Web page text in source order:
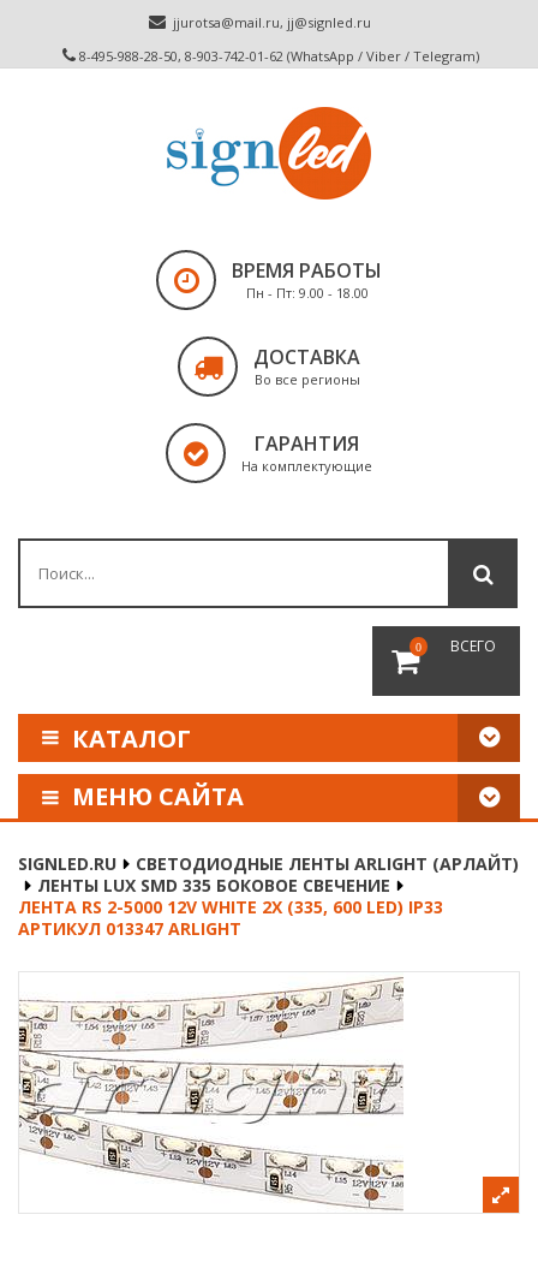
jjurotsa@mail.ru, jj@signled.ru
8-495-988-28-50, 8-903-742-01-62 (WhatsApp / Viber / Telegram)
ВРЕМЯ РАБОТЫ
Пн - Пт: 9.00 - 18.00
ДОСТАВКА
Во все регионы
ГАРАНТИЯ
На комплектующие
0 ВСЕГО
КАТАЛОГ
МЕНЮ САЙТА
ОПЛАТА И ДОСТАВКА
SIGNLED.RU
СВЕТОДИОДНЫЕ ЛЕНТЫ ARLIGHT (АРЛАЙТ)
ЛЕНТЫ LUX SMD 335 БОКОВОЕ СВЕЧЕНИЕ
ЛЕНТА RS 2-5000 12V WHITE 2X (335, 600 LED) IP33
АРТИКУЛ 013347 ARLIGHT